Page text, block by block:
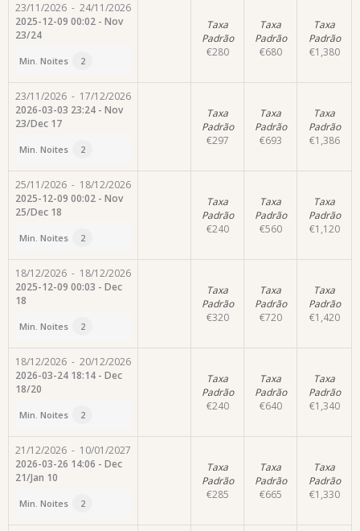
23/11/2026 - 24/11/2026
2025-12-09 00:02 - Nov
23/24
Min. Noites 2
Taxa
Padrão
€280
Taxa
Padrão
€680
Taxa
Padrão
€1,380
23/11/2026 - 17/12/2026
2026-03-03 23:24 - Nov
23/Dec 17
Min. Noites 2
Taxa
Padrão
€297
Taxa
Padrão
€693
Taxa
Padrão
€1,386
25/11/2026 - 18/12/2026
2025-12-09 00:02 - Nov
25/Dec 18
Min. Noites 2
Taxa
Padrão
€240
Taxa
Padrão
€560
Taxa
Padrão
€1,120
18/12/2026 - 18/12/2026
2025-12-09 00:03 - Dec
18
Min. Noites 2
Taxa
Padrão
€320
Taxa
Padrão
€720
Taxa
Padrão
€1,420
18/12/2026 - 20/12/2026
2026-03-24 18:14 - Dec
18/20
Min. Noites 2
Taxa
Padrão
€240
Taxa
Padrão
€640
Taxa
Padrão
€1,340
21/12/2026 - 10/01/2027
2026-03-26 14:06 - Dec
21/Jan 10
Min. Noites 2
Taxa
Padrão
€285
Taxa
Padrão
€665
Taxa
Padrão
€1,330